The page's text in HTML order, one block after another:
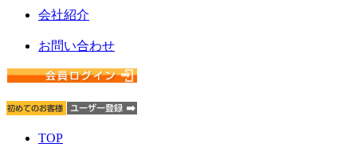
会社紹介
お問い合わせ
TOP